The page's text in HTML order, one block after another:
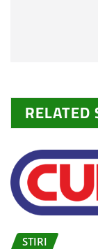
RELATED
STIRI